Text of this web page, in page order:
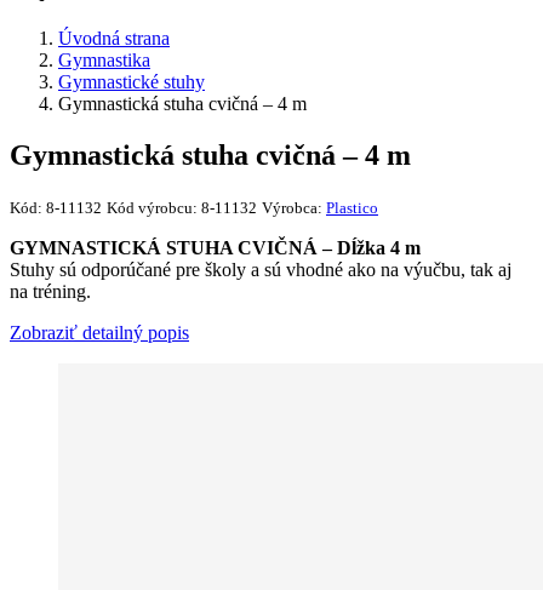
Úvodná strana
Gymnastika
Gymnastické stuhy
Gymnastická stuha cvičná – 4 m
Gymnastická stuha cvičná – 4 m
Kód: 8-11132 Kód výrobcu: 8-11132 Výrobca: Plastico
GYMNASTICKÁ STUHA CVIČNÁ – Dĺžka 4 m
Stuhy sú odporúčané pre školy a sú vhodné ako na výučbu, tak aj
na tréning.
Zobraziť detailný popis